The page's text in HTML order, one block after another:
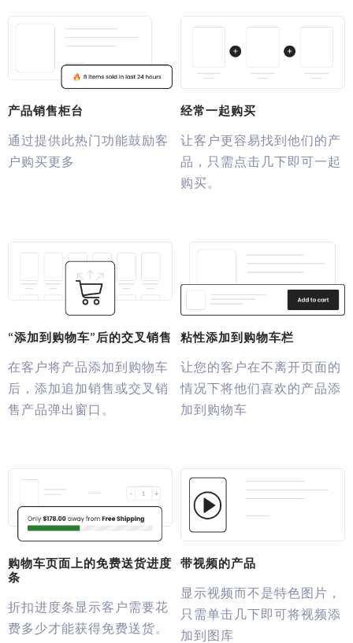
产品销售柜台
通过提供此热门功能鼓励客
户购买更多
经常一起购买
让客户更容易找到他们的产
品，只需点击几下即可一起
购买。
“添加到购物车”后的交叉销售
在客户将产品添加到购物车
后，添加追加销售或交叉销
售产品弹出窗口。
粘性添加到购物车栏
让您的客户在不离开页面的
情况下将他们喜欢的产品添
加到购物车
购物车页面上的免费送货进度
条
折扣进度条显示客户需要花
费多少才能获得免费送货。
带视频的产品
显示视频而不是特色图片，
只需单击几下即可将视频添
加到图库